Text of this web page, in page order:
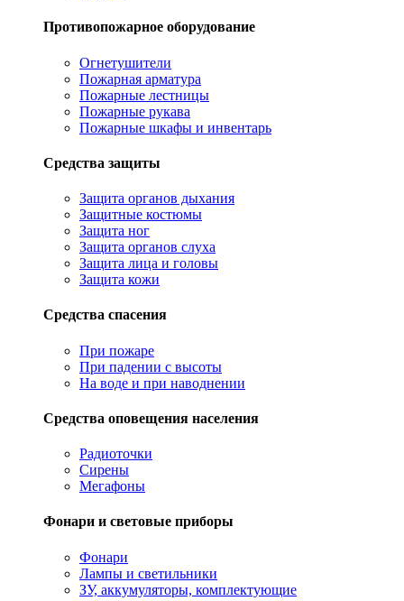
Противопожарное оборудование
Огнетушители
Пожарная арматура
Пожарные лестницы
Пожарные рукава
Пожарные шкафы и инвентарь
Средства защиты
Защита органов дыхания
Защитные костюмы
Защита ног
Защита органов слуха
Защита лица и головы
Защита кожи
Средства спасения
При пожаре
При падении с высоты
На воде и при наводнении
Средства оповещения населения
Радиоточки
Сирены
Мегафоны
Фонари и световые приборы
Фонари
Лампы и светильники
ЗУ, аккумуляторы, комплектующие